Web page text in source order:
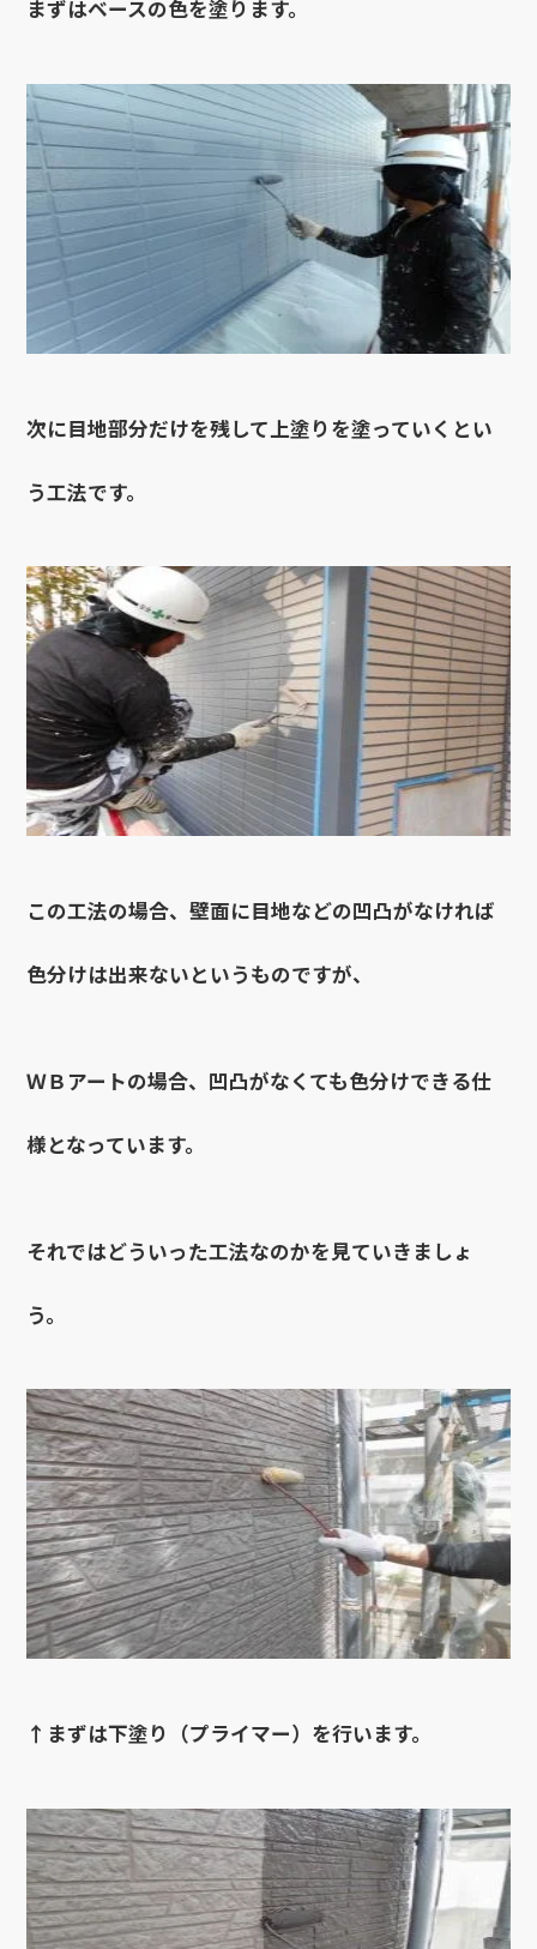
まずはベースの色を塗ります。
次に目地部分だけを残して上塗りを塗っていくとい
う工法です。
この工法の場合、壁面に目地などの凹凸がなければ
色分けは出来ないというものですが、
ＷＢアートの場合、凹凸がなくても色分けできる仕
様となっています。
それではどういった工法なのかを見ていきましょ
う。
↑まずは下塗り（プライマー）を行います。